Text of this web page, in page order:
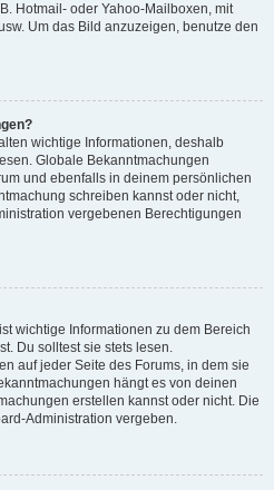
Hotmail- oder Yahoo-Mailboxen, mit
Um das Bild anzuzeigen, benutze den
wichtige Informationen, deshalb
Globale Bekanntmachungen
und ebenfalls in deinem persönlichen
schreiben kannst oder nicht,
vergebenen Berechtigungen
wichtige Informationen zu dem Bereich
Du solltest sie stets lesen.
auf jeder Seite des Forums, in dem sie
hängt es von deinen
erstellen kannst oder nicht. Die
Administration vergeben.